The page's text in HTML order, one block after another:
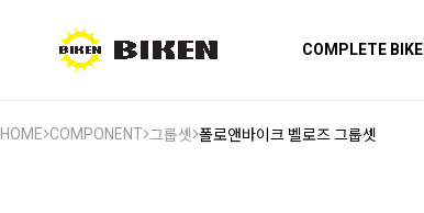
COMPLETE BIKE
HOME COMPONENT 그룹셋 폴로앤바이크 벨로즈 그룹셋